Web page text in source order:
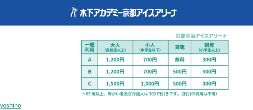
common_price5
yoshino